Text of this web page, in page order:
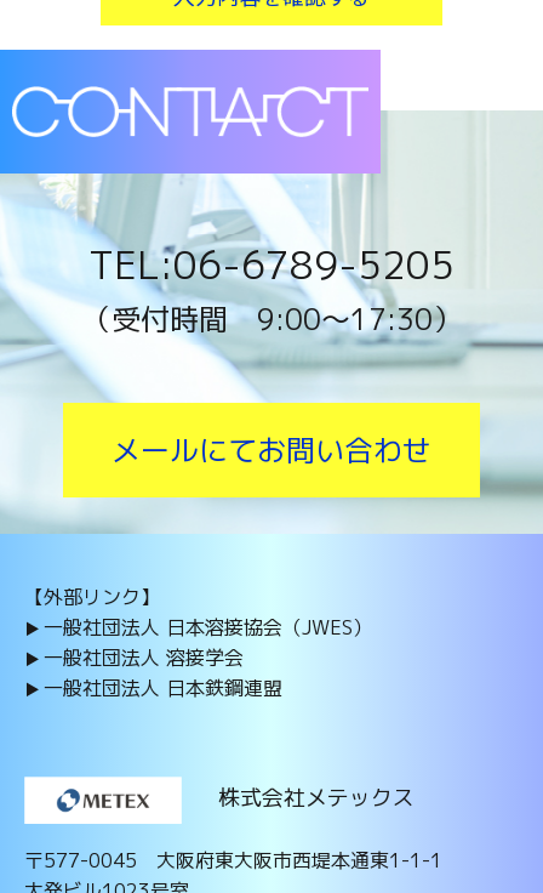
TEL:06-6789-5205
（受付時間 9:00〜17:30）
メールにてお問い合わせ
【外部リンク】
一般社団法人 日本溶接協会（JWES）
一般社団法人 溶接学会
一般社団法人 日本鉄鋼連盟
株式会社メテックス
〒577-0045 大阪府東大阪市西堤本通東1-1-1